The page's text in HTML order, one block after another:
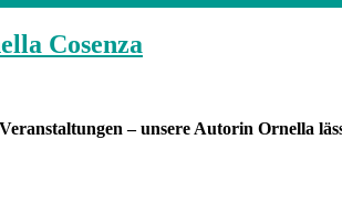
Cosenza
– unsere Autorin Ornella